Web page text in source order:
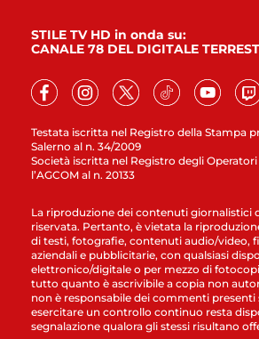
Testata iscritta nel Registro della Stampa
Salerno al n. 34/2009
Società iscritta nel Registro degli
l’AGCOM al n. 20133
STILE TV HD in onda su:
CANALE 78 DEL DIGITALE
La riproduzione dei contenuti giornalistici
riservata. Pertanto, è vietata la
di testi, fotografie, contenuti audio/video,
aziendali e pubblicitarie, con qualsiasi
elettronico/digitale o per mezzo di
tutto quanto è ascrivibile a copia non
non è responsabile dei commenti
esercitare un controllo continuo resta
segnalazione qualora gli stessi risultano